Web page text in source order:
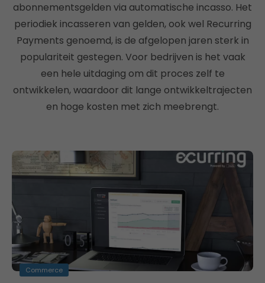
abonnementsgelden via automatische incasso. Het
periodiek incasseren van gelden, ook wel Recurring
Payments genoemd, is de afgelopen jaren sterk in
populariteit gestegen. Voor bedrijven is het vaak
een hele uitdaging om dit proces zelf te
ontwikkelen, waardoor dit lange ontwikkeltrajecten
en hoge kosten met zich meebrengt.
Commerce